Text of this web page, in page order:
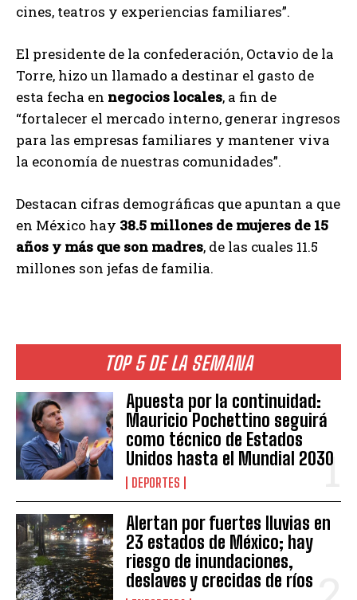
TOP 5 DE LA SEMANA
Apuesta por la continuidad:
Mauricio Pochettino seguirá
como técnico de Estados
Unidos hasta el Mundial 2030
DEPORTES
Alertan por fuertes lluvias en
23 estados de México; hay
riesgo de inundaciones,
deslaves y crecidas de ríos
cines, teatros y experiencias familiares”.
El presidente de la confederación, Octavio de la
Torre, hizo un llamado a destinar el gasto de
esta fecha en negocios locales, a fin de
“fortalecer el mercado interno, generar ingresos
para las empresas familiares y mantener viva
la economía de nuestras comunidades”.
Destacan cifras demográficas que apuntan a que
en México hay 38.5 millones de mujeres de 15
años y más que son madres, de las cuales 11.5
millones son jefas de familia.